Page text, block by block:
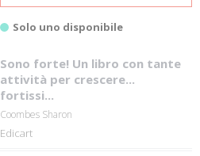
Solo uno disponibile
Sono forte! Un libro con tante
attività per crescere...
fortissi...
Coombes Sharon
Edicart